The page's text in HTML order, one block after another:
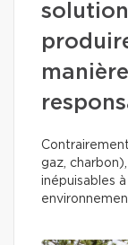
gaz,
inépuisables